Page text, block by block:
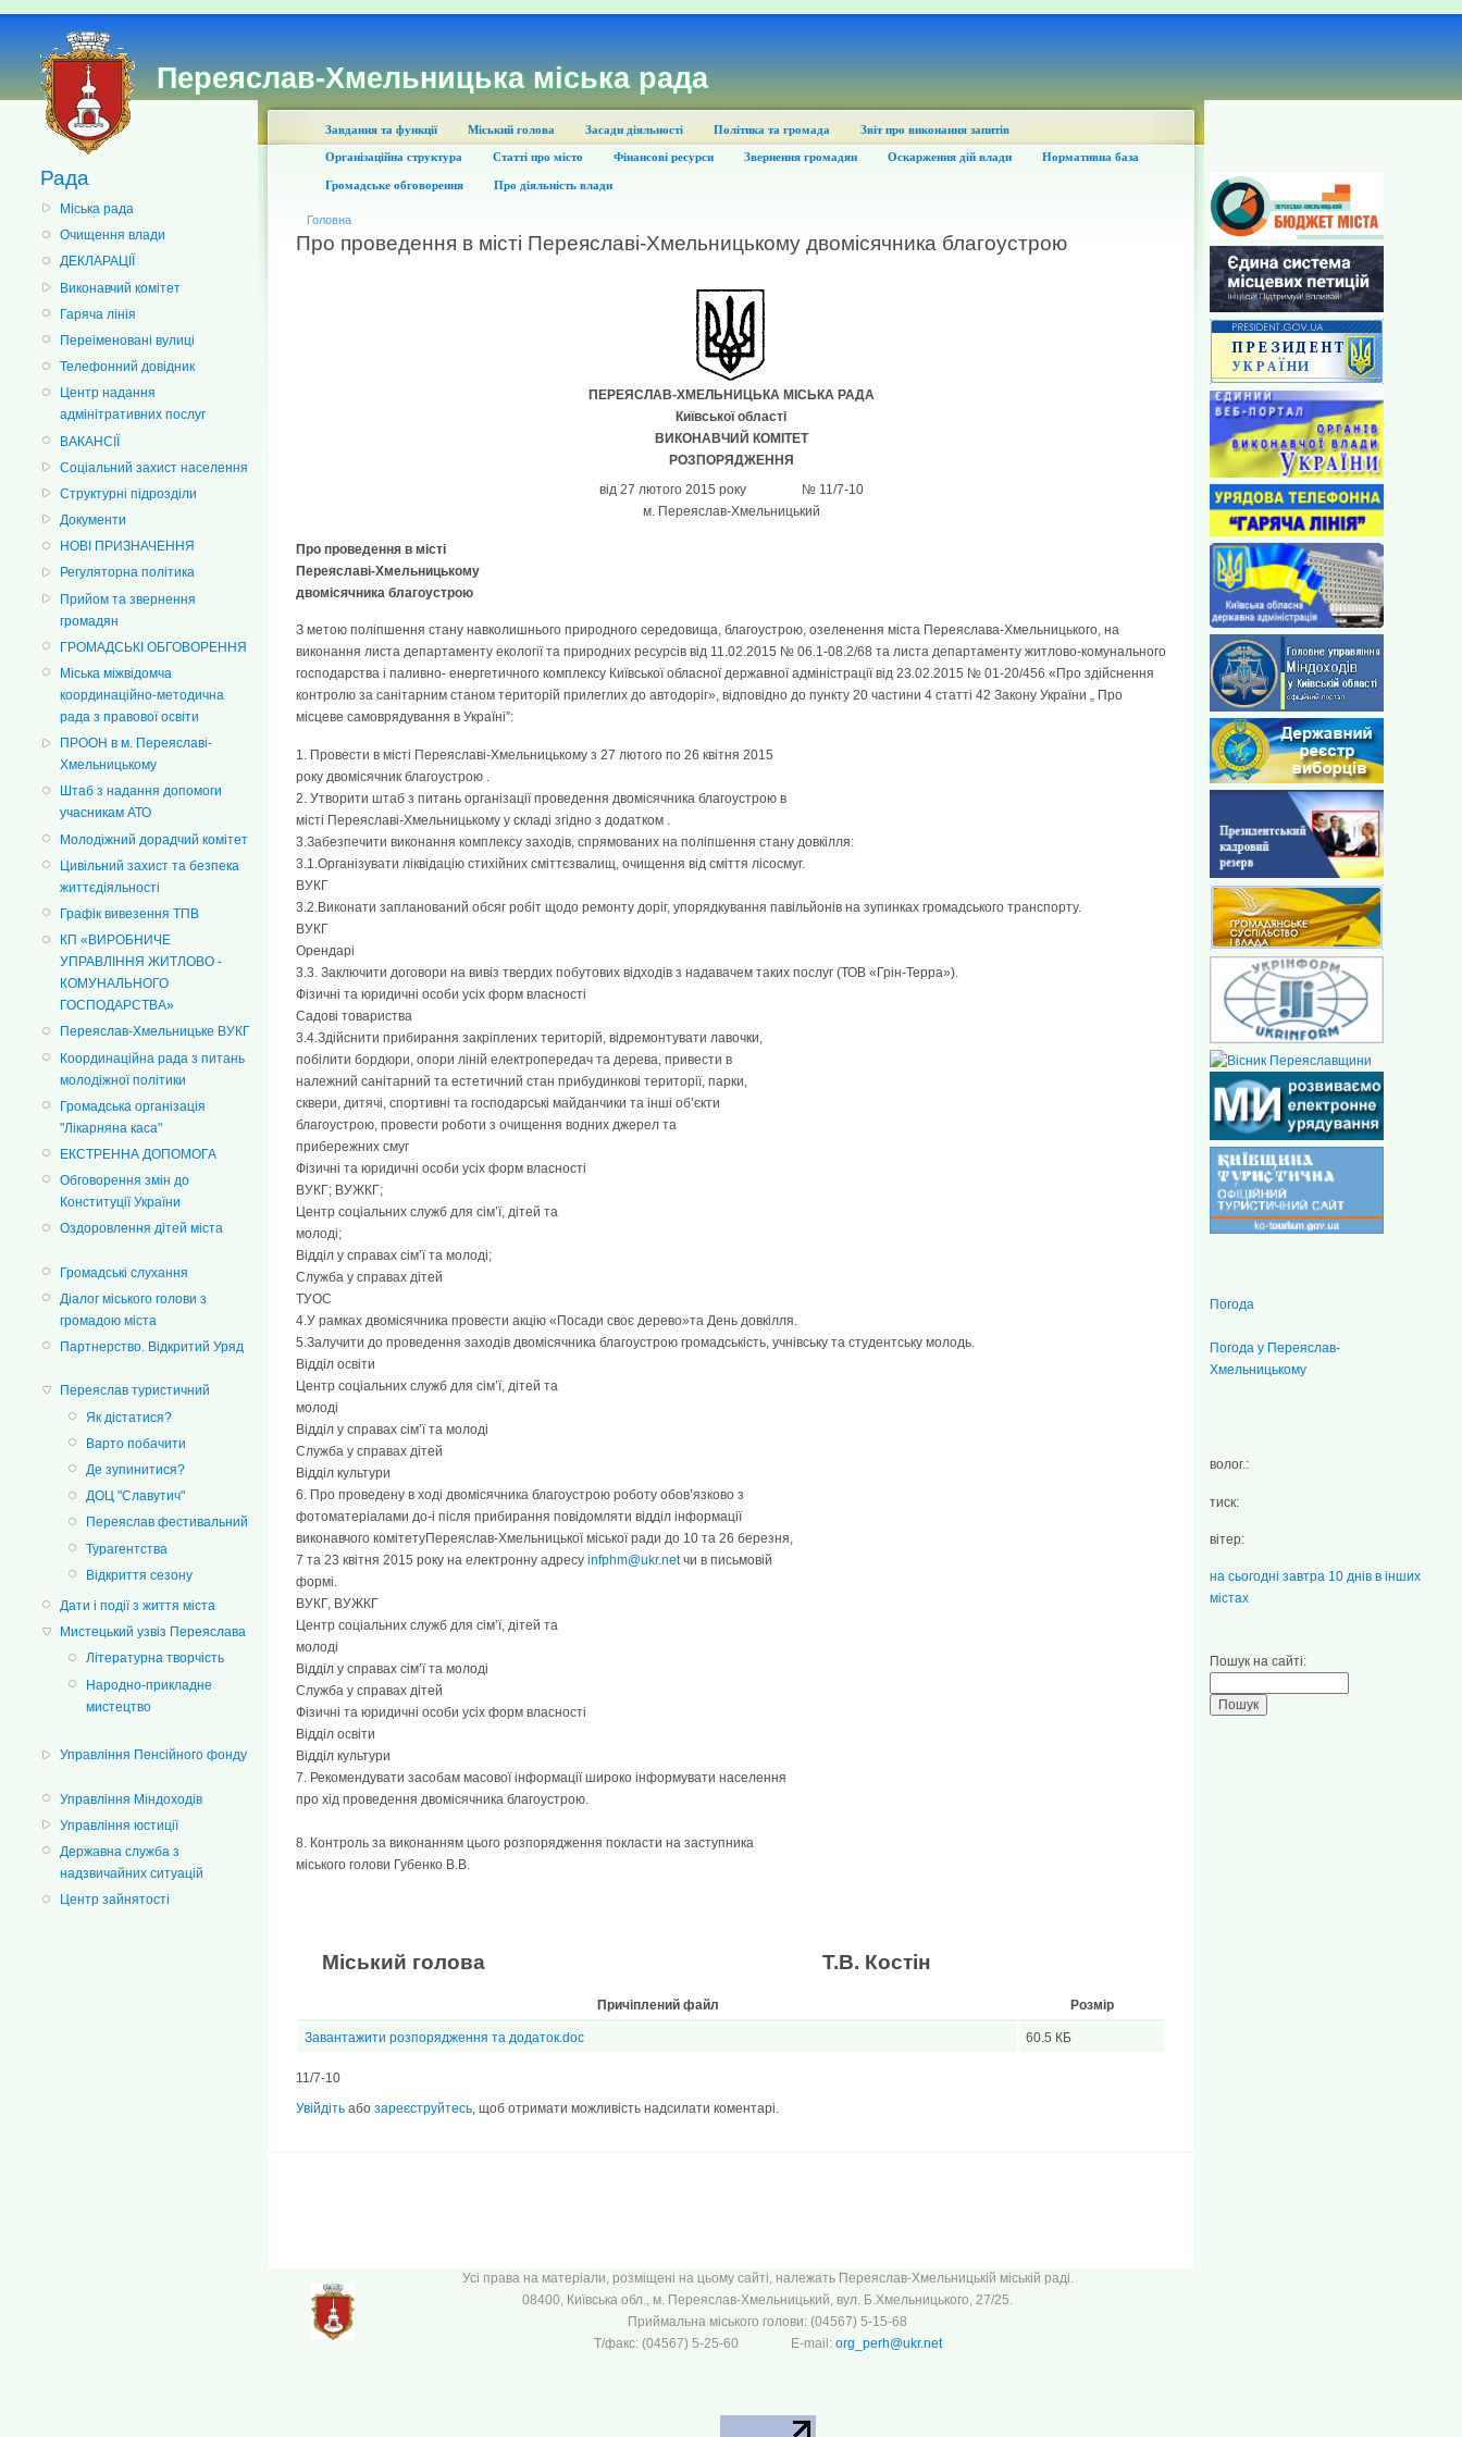
Переяслав-Хмельницька міська рада
Рада
Міська рада
Очищення влади
ДЕКЛАРАЦІЇ
Виконавчий комітет
Гаряча лінія
Переіменовані вулиці
Телефонний довідник
Центр надання
адмінітративних послуг
ВАКАНСІЇ
Соціальний захист населення
Структурні підрозділи
Документи
НОВІ ПРИЗНАЧЕННЯ
Регуляторна політика
Прийом та звернення
громадян
ГРОМАДСЬКІ ОБГОВОРЕННЯ
Міська міжвідомча
координаційно-методична
рада з правової освіти
ПРООН в м. Переяславі-
Хмельницькому
Штаб з надання допомоги
учасникам АТО
Молодіжний дорадчий комітет
Цивільний захист та безпека
життєдіяльності
Графік вивезення ТПВ
КП «ВИРОБНИЧЕ
УПРАВЛІННЯ ЖИТЛОВО -
КОМУНАЛЬНОГО
ГОСПОДАРСТВА»
Переяслав-Хмельницьке ВУКГ
Координаційна рада з питань
молодіжної політики
Громадська організація
"Лікарняна каса"
ЕКСТРЕННА ДОПОМОГА
Обговорення змін до
Конституції України
Оздоровлення дітей міста
Громадські слухання
Діалог міського голови з
громадою міста
Партнерство. Відкритий Уряд
Переяслав туристичний
Як дістатися?
Варто побачити
Де зупинитися?
ДОЦ "Славутич"
Переяслав фестивальний
Турагентства
Відкриття сезону
Дати і події з життя міста
Мистецький узвіз Переяслава
Літературна творчість
Народно-прикладне
мистецтво
Управління Пенсійного фонду
Управління Міндоходів
Управління юстиції
Державна служба з
надзвичайних ситуацій
Центр зайнятості
Завдання та функції Міський голова Засади діяльності Політика та громада Звіт про виконання запитів
Організаційна структура Статті про місто Фінансові ресурси Звернення громадян Оскарження дій влади Нормативна база
Громадське обговорення Про діяльність влади
Головна
Про проведення в місті Переяславі-Хмельницькому двомісячника благоустрою
П ЕРЕЯСЛАВ-ХМЕЛЬНИЦЬКА МІСЬКА РАДА
Київської області
ВИКОНАВЧИЙ КОМІТЕТ
РОЗПОРЯДЖЕННЯ
від 27 лютого 2015 року № 11/7-10
м. Переяслав-Хмельницький
Про проведення в місті
Переяславі-Хмельницькому
двомісячника благоустрою
З метою поліпшення стану навколишнього природного середовища, благоустрою, озеленення міста Переяслава-Хмельницького, на
виконання листа департаменту екології та природних ресурсів від 11.02.2015 № 06.1-08.2/68 та листа департаменту житлово-комунального
господарства і паливно- енергетичного комплексу Київської обласної державної адміністрації від 23.02.2015 № 01-20/456 «Про здійснення
контролю за санітарним станом територій прилеглих до автодоріг», відповідно до пункту 20 частини 4 статті 42 Закону України „ Про
місцеве самоврядування в Україні”:
1. Провести в місті Переяславі-Хмельницькому з 27 лютого по 26 квітня 2015
року двомісячник благоустрою .
2. Утворити штаб з питань організації проведення двомісячника благоустрою в
місті Переяславі-Хмельницькому у складі згідно з додатком .
3.Забезпечити виконання комплексу заходів, спрямованих на поліпшення стану довкілля:
3.1.Організувати ліквідацію стихійних сміттєзвалищ, очищення від сміття лісосмуг.
ВУКГ
3.2.Виконати запланований обсяг робіт щодо ремонту доріг, упорядкування павільйонів на зупинках громадського транспорту.
ВУКГ
Орендарі
3.3. Заключити договори на вивіз твердих побутових відходів з надавачем таких послуг (ТОВ «Грін-Терра»).
Фізичні та юридичні особи усіх форм власності
Садові товариства
3.4.Здійснити прибирання закріплених територій, відремонтувати лавочки,
побілити бордюри, опори ліній електропередач та дерева, привести в
належний санітарний та естетичний стан прибудинкові території, парки,
сквери, дитячі, спортивні та господарські майданчики та інші об’єкти
благоустрою, провести роботи з очищення водних джерел та
прибережних смуг
Фізичні та юридичні особи усіх форм власності
ВУКГ; ВУЖКГ;
Центр соціальних служб для сім’ї, дітей та
молоді;
Відділ у справах сім’ї та молоді;
Служба у справах дітей
ТУОС
4.У рамках двомісячника провести акцію «Посади своє дерево»та День довкілля.
5.Залучити до проведення заходів двомісячника благоустрою громадськість, учнівську та студентську молодь.
Відділ освіти
Центр соціальних служб для сім’ї, дітей та
молоді
Відділ у справах сім’ї та молоді
Служба у справах дітей
Відділ культури
6. Про проведену в ході двомісячника благоустрою роботу обов’язково з
фотоматеріалами до-і після прибирання повідомляти відділ інформації
виконавчого комітетуПереяслав-Хмельницької міської ради до 10 та 26 березня,
7 та 23 квітня 2015 року на електронну адресу infphm@ukr.netчи в письмовій
формі.
ВУКГ, ВУЖКГ
Центр соціальних служб для сім’ї, дітей та
молоді
Відділ у справах сім’ї та молоді
Служба у справах дітей
Фізичні та юридичні особи усіх форм власності
Відділ освіти
Відділ культури
7. Рекомендувати засобам масової інформації широко інформувати населення
про хід проведення двомісячника благоустрою.
8. Контроль за виконанням цього розпорядження покласти на заступника
міського голови Губенко В.В.
Міський голова Т.В. Костін
Причіплений файл Розмір
Завантажити розпорядження та додаток.doc 60.5 КБ
11/7-10
Увійдіть або зареєструйтесь , щоб отримати можливість надсилати коментарі.
Усі права на матеріали, розміщені на цьому сайті, належать Переяслав-Хмельницькій міській раді.
08400, Київська обл., м. Переяслав-Хмельницький, вул. Б.Хмельницького, 27/25.
Приймальна міського голови: (04567) 5-15-68
Т/факс: (04567) 5-25-60 E-mail: org_perh@ukr.net
Погода
Погода у Переяслав-
Хмельницькому
волог.:
тиск:
вітер:
на сьогодні завтра 10 днів в інших
містах
Пошук на сайті: